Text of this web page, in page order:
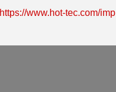
https://www.hot-tec.com/